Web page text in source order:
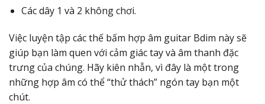
Các dây 1 và 2 không chơi.
Việc luyện tập các thế bấm hợp âm guitar Bdim này sẽ
giúp bạn làm quen với cảm giác tay và âm thanh đặc
trưng của chúng. Hãy kiên nhẫn, vì đây là một trong
những hợp âm có thể “thử thách” ngón tay bạn một
chút.